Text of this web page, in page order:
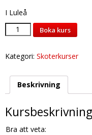
I Luleå
Snöskoterkurs
Luleå
del
12/12
2026
10:00-
18:00
Praktisk
Boka kurs
Kategori: Skoterkurser
Beskrivning
Bra att veta: